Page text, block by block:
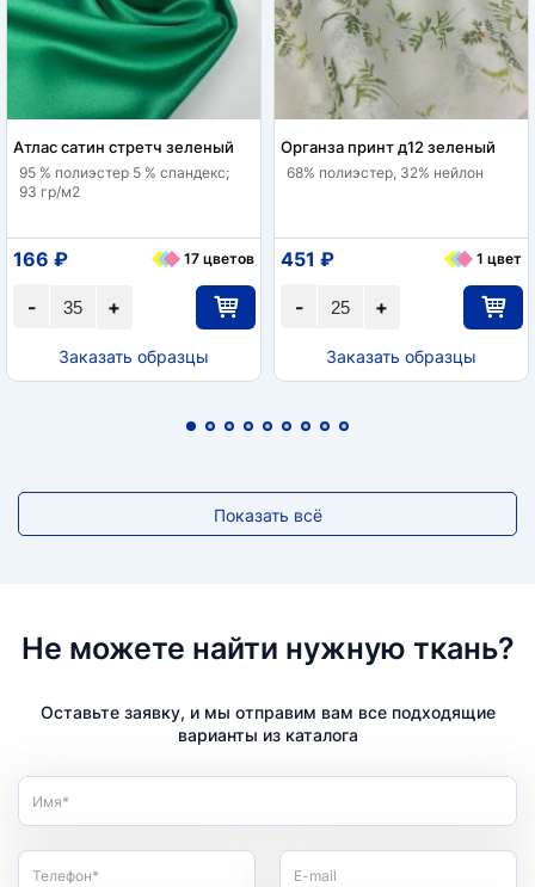
Атлас сатин стретч зеленый
95 % полиэстер 5 % спандекс;
93 гр/м2
+
-
166 ₽ 17 цветов
Заказать образцы
Органза принт д12 зеленый
68% полиэстер, 32% нейлон
+
-
451 ₽ 1 цвет
Заказать образцы
Показать всё
Не можете найти нужную ткань?
Оставьте заявку, и мы отправим вам все подходящие
варианты из каталога
Имя*
Телефон* E-mail